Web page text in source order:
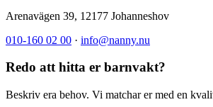
Arenavägen 39, 12177 Johanneshov
010-160 02 00 · info@nanny.nu
Redo att hitta er barnvakt?
Beskriv era behov. Vi matchar er med en